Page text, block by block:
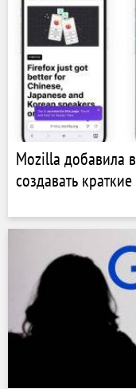
Mozilla добавила
создавать